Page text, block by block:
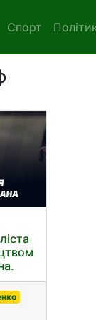
Спорт